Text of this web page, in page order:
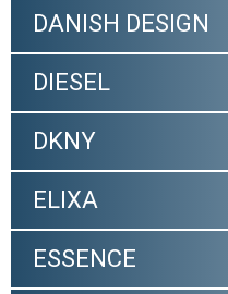
DANISH DESIGN
DIESEL
DKNY
ELIXA
ESSENCE